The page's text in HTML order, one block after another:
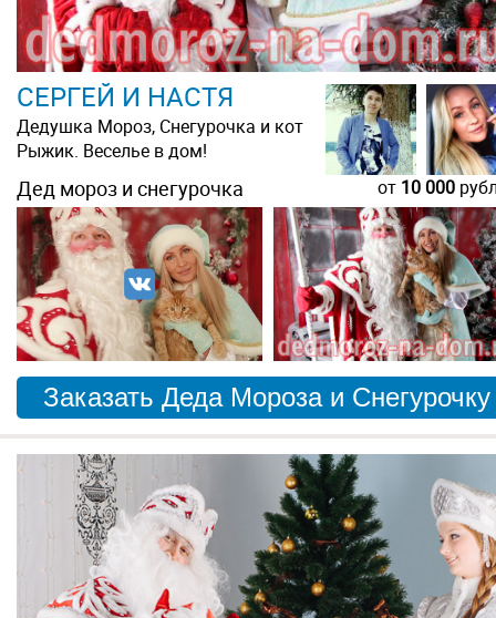
СЕРГЕЙ И НАСТЯ
Дедушка Мороз, Снегурочка и кот
Рыжик. Веселье в дом!
Дед мороз и снегурочка от 10 000
Заказать Деда Мороза и Снегурочку